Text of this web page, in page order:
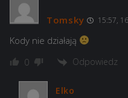
Tomsky 15:57,
Kody nie działają
0 Odpowiedz
Elko